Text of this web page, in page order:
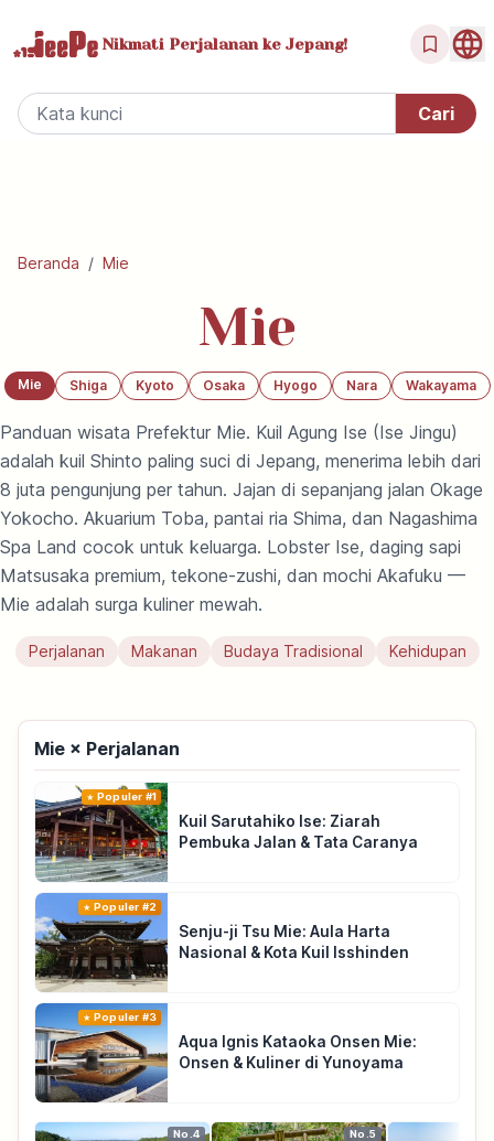
Nikmati Perjalanan ke Jepang!
Beranda / Mie
Mie
Mie Shiga Kyoto Osaka Hyogo Nara Wakayama
Panduan wisata Prefektur Mie. Kuil Agung Ise (Ise Jingu)
adalah kuil Shinto paling suci di Jepang, menerima lebih dari
8 juta pengunjung per tahun. Jajan di sepanjang jalan Okage
Yokocho. Akuarium Toba, pantai ria Shima, dan Nagashima
Spa Land cocok untuk keluarga. Lobster Ise, daging sapi
Matsusaka premium, tekone-zushi, dan mochi Akafuku —
Mie adalah surga kuliner mewah.
Perjalanan Makanan Budaya Tradisional Kehidupan
Mie × Perjalanan
Populer #1
Kuil Sarutahiko Ise: Ziarah
Pembuka Jalan & Tata Caranya
Populer #2
Senju-ji Tsu Mie: Aula Harta
Nasional & Kota Kuil Isshinden
Populer #3
Aqua Ignis Kataoka Onsen Mie:
Onsen & Kuliner di Yunoyama
No.4 No.5